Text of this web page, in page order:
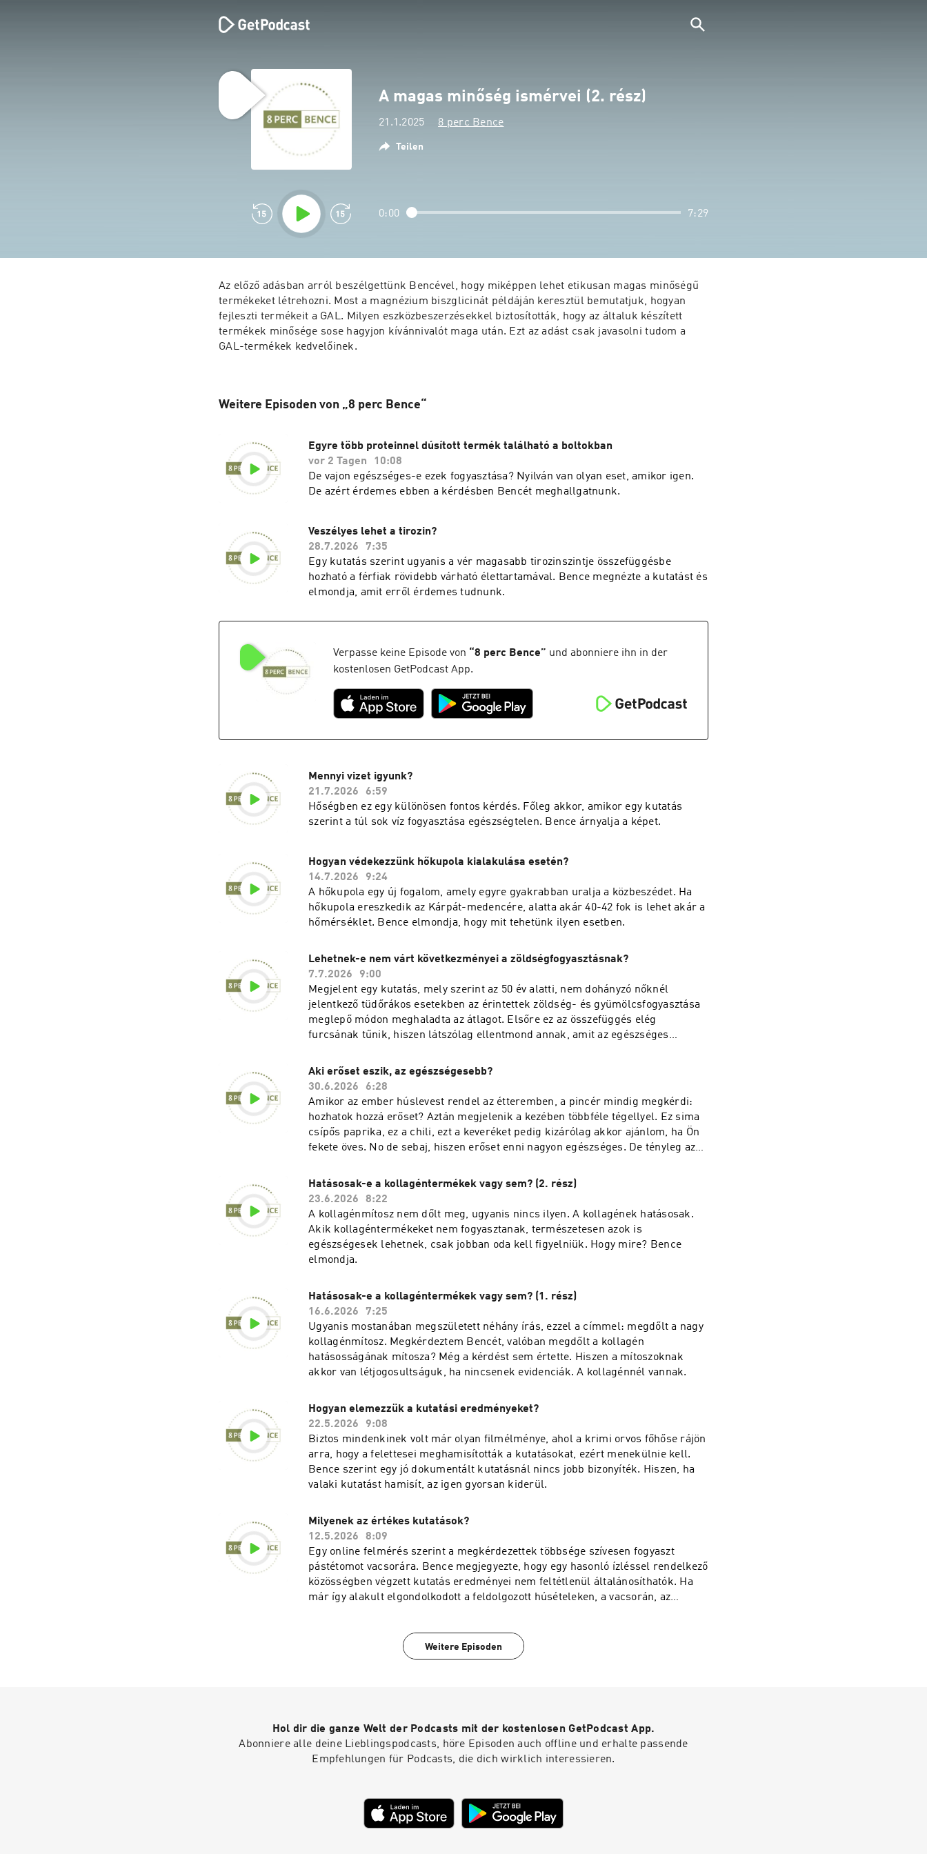
A magas minőség ismérvei (2. rész)
21.1.2025 8 perc Bence
Teilen
0:00 7:29
Az előző adásban arról beszélgettünk Bencével, hogy miképpen lehet etikusan magas minőségű
termékeket létrehozni. Most a magnézium biszglicinát példáján keresztül bemutatjuk, hogyan
fejleszti termékeit a GAL. Milyen eszközbeszerzésekkel biztosították, hogy az általuk készített
termékek minősége sose hagyjon kívánnivalót maga után. Ezt az adást csak javasolni tudom a
GAL-termékek kedvelőinek.
Weitere Episoden von „8 perc Bence“
Egyre több proteinnel dúsított termék található a boltokban
vor 2 Tagen
10:08
De vajon egészséges-e ezek fogyasztása? Nyilván van olyan eset, amikor igen.
De azért érdemes ebben a kérdésben Bencét meghallgatnunk.
Veszélyes lehet a tirozin?
28.7.2026
7:35
Egy kutatás szerint ugyanis a vér magasabb tirozinszintje összefüggésbe
hozható a férfiak rövidebb várható élettartamával. Bence megnézte a kutatást és
elmondja, amit erről érdemes tudnunk.
Verpasse keine Episode von “8 perc Bence” und abonniere ihn in der
kostenlosen GetPodcast App.
Mennyi vizet igyunk?
21.7.2026
6:59
Hőségben ez egy különösen fontos kérdés. Főleg akkor, amikor egy kutatás
szerint a túl sok víz fogyasztása egészségtelen. Bence árnyalja a képet.
Hogyan védekezzünk hőkupola kialakulása esetén?
14.7.2026
9:24
A hőkupola egy új fogalom, amely egyre gyakrabban uralja a közbeszédet. Ha
hőkupola ereszkedik az Kárpát-medencére, alatta akár 40-42 fok is lehet akár a
hőmérséklet. Bence elmondja, hogy mit tehetünk ilyen esetben.
Lehetnek-e nem várt következményei a zöldségfogyasztásnak?
7.7.2026
9:00
Megjelent egy kutatás, mely szerint az 50 év alatti, nem dohányzó nőknél
jelentkező tüdőrákos esetekben az érintettek zöldség- és gyümölcsfogyasztása
meglepő módon meghaladta az átlagot. Elsőre ez az összefüggés elég
furcsának tűnik, hiszen látszólag ellentmond annak, amit az egészséges
végigveszi, milyen tényezők állhatnak a megnövekedett esetszám hátterében.
Aki erőset eszik, az egészségesebb?
30.6.2026
6:28
Amikor az ember húslevest rendel az étteremben, a pincér mindig megkérdi:
hozhatok hozzá erőset? Aztán megjelenik a kezében többféle tégellyel. Ez sima
csípős paprika, ez a chili, ezt a keveréket pedig kizárólag akkor ajánlom, ha Ön
fekete öves. No de sebaj, hiszen erőset enni nagyon egészséges. De tényleg az?
Hatásosak-e a kollagéntermékek vagy sem? (2. rész)
23.6.2026
8:22
A kollagénmítosz nem dőlt meg, ugyanis nincs ilyen. A kollagének hatásosak.
Akik kollagéntermékeket nem fogyasztanak, természetesen azok is
egészségesek lehetnek, csak jobban oda kell figyelniük. Hogy mire? Bence
elmondja.
Hatásosak-e a kollagéntermékek vagy sem? (1. rész)
16.6.2026
7:25
Ugyanis mostanában megszületett néhány írás, ezzel a címmel: megdőlt a nagy
kollagénmítosz. Megkérdeztem Bencét, valóban megdőlt a kollagén
hatásosságának mítosza? Még a kérdést sem értette. Hiszen a mítoszoknak
akkor van létjogosultságuk, ha nincsenek evidenciák. A kollagénnél vannak.
Hogyan elemezzük a kutatási eredményeket?
22.5.2026
9:08
Biztos mindenkinek volt már olyan filmélménye, ahol a krimi orvos főhőse rájön
arra, hogy a felettesei meghamisították a kutatásokat, ezért menekülnie kell.
Bence szerint egy jó dokumentált kutatásnál nincs jobb bizonyíték. Hiszen, ha
valaki kutatást hamisít, az igen gyorsan kiderül.
Milyenek az értékes kutatások?
12.5.2026
8:09
Egy online felmérés szerint a megkérdezettek többsége szívesen fogyaszt
pástétomot vacsorára. Bence megjegyezte, hogy egy hasonló ízléssel rendelkező
közösségben végzett kutatás eredményei nem feltétlenül általánosíthatók. Ha
már így alakult elgondolkodott a feldolgozott húsételeken, a vacsorán, az
Weitere Episoden
Hol dir die ganze Welt der Podcasts mit der kostenlosen GetPodcast App.
Abonniere alle deine Lieblingspodcasts, höre Episoden auch offline und erhalte passende
Empfehlungen für Podcasts, die dich wirklich interessieren.